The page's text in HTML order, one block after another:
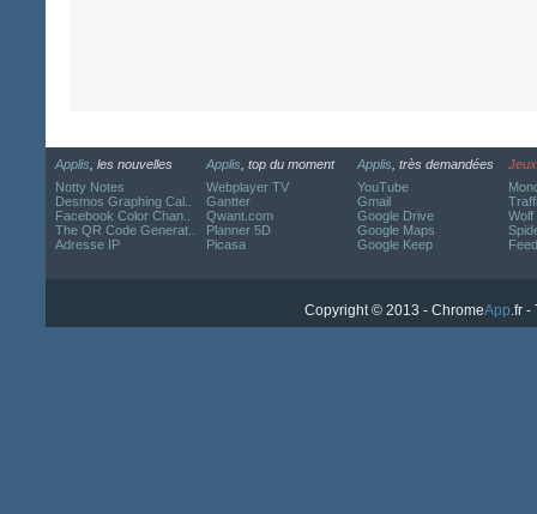
Applis , les nouvelles
Notty Notes
Desmos Graphing Cal..
Facebook Color Chan..
The QR Code Generat..
Adresse IP
Applis , top du moment
Webplayer TV
Gantter
Qwant.com
Planner 5D
Picasa
Applis , très demandées
YouTube
Gmail
Google Drive
Google Maps
Google Keep
Jeux
Wolf
Copyright © 2013 - ChromeApp.fr -